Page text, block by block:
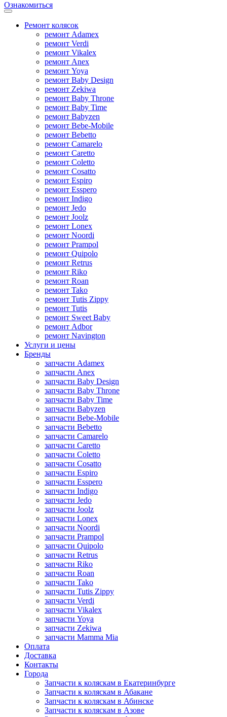
Ознакомиться
Ремонт колясок
ремонт Adamex
ремонт Verdi
ремонт Vikalex
ремонт Anex
ремонт Yoya
ремонт Baby Design
ремонт Zekiwa
ремонт Baby Throne
ремонт Baby Time
ремонт Babyzen
ремонт Bebe-Mobile
ремонт Bebetto
ремонт Camarelo
ремонт Caretto
ремонт Coletto
ремонт Cosatto
ремонт Espiro
ремонт Esspero
ремонт Indigo
ремонт Jedo
ремонт Joolz
ремонт Lonex
ремонт Noordi
ремонт Prampol
ремонт Quipolo
ремонт Retrus
ремонт Riko
ремонт Roan
ремонт Tako
ремонт Tutis Zippy
ремонт Tutis
ремонт Sweet Baby
ремонт Adbor
ремонт Navington
Услуги и цены
Бренды
запчасти Adamex
запчасти Anex
запчасти Baby Design
запчасти Baby Throne
запчасти Baby Time
запчасти Babyzen
запчасти Bebe-Mobile
запчасти Bebetto
запчасти Camarelo
запчасти Caretto
запчасти Coletto
запчасти Cosatto
запчасти Espiro
запчасти Esspero
запчасти Indigo
запчасти Jedo
запчасти Joolz
запчасти Lonex
запчасти Noordi
запчасти Prampol
запчасти Quipolo
запчасти Retrus
запчасти Riko
запчасти Roan
запчасти Tako
запчасти Tutis Zippy
запчасти Verdi
запчасти Vikalex
запчасти Yoya
запчасти Zekiwa
запчасти Mamma Mia
Оплата
Доставка
Контакты
Города
Запчасти к коляскам в Екатеринбурге
Запчасти к коляскам в Абакане
Запчасти к коляскам в Абинске
Запчасти к коляскам в Азове